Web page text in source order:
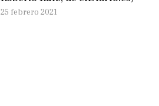
25 febrero 2021